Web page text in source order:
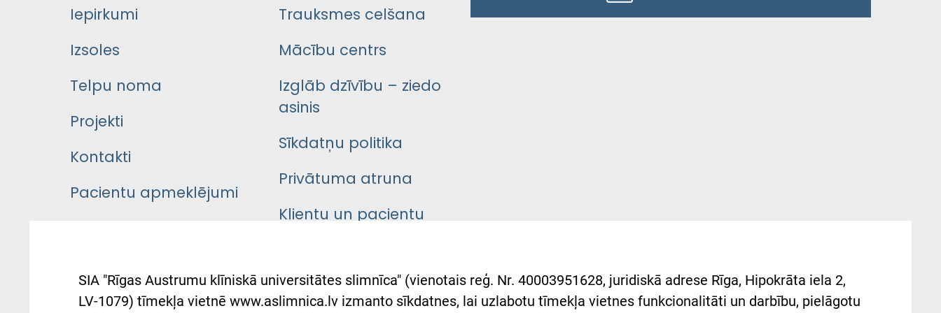
Iepirkumi
Izsoles
Telpu noma
Projekti
Kontakti
Pacientu apmeklējumi
Pacienta
atsauksmju/sūdzību
Trauksmes celšana
Mācību centrs
Izglāb dzīvību – ziedo
asinis
Sīkdatņu politika
Privātuma atruna
Klientu un pacientu
Austrumu slimnīcas
atbalsts Ukrainai
SIA "Rīgas Austrumu klīniskā universitātes slimnīca" (vienotais reģ. Nr. 40003951628, juridiskā adrese Rīga, Hipokrāta iela 2,
LV-1079) tīmekļa vietnē www.aslimnica.lv izmanto sīkdatnes, lai uzlabotu tīmekļa vietnes funkcionalitāti un darbību, pielāgotu